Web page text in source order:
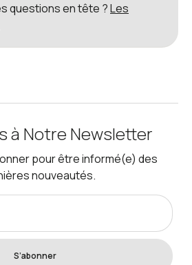
questions en tête ?Les
à Notre Newsletter
pour être informé(e) des
nouveautés.
S’abonner